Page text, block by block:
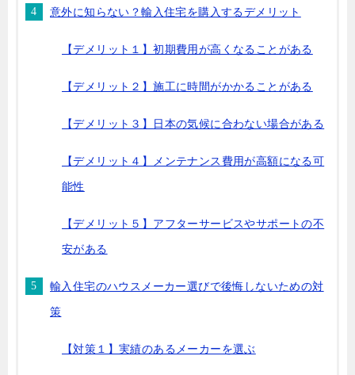
意外に知らない？輸入住宅を購入するデメリット
【デメリット１】初期費用が高くなることがある
【デメリット２】施工に時間がかかることがある
【デメリット３】日本の気候に合わない場合がある
【デメリット４】メンテナンス費用が高額になる可
能性
【デメリット５】アフターサービスやサポートの不
安がある
輸入住宅のハウスメーカー選びで後悔しないための対
策
【対策１】実績のあるメーカーを選ぶ